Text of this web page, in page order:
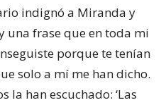
indignó a Miranda y
una frase que en toda mi
porque te tenían
solo a mí me han dicho.
la han escuchado: ‘Las